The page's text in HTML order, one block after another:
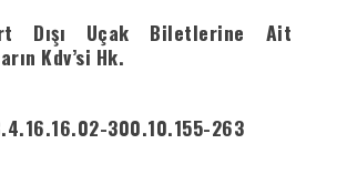
Dışı Uçak Biletlerine Ait
Kdv’si Hk.
300.10.155-263